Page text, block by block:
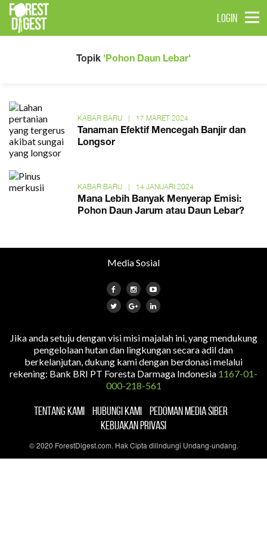
LOGIN
Topik 'Pohon Daun Lebar'
KABAR BARU | 17 MARET 2024
Tanaman Efektif Mencegah Banjir dan
Longsor
KABAR BARU | 14 JANUARI 2024
Mana Lebih Banyak Menyerap Emisi:
Pohon Daun Jarum atau Daun Lebar?
Media Sosial
Jika anda setuju dengan visi misi majalah ini, yang mendukung
pengelolaan hutan dan lingkungan secara adil dan
berkelanjutan, dukung kami dengan berdonasi melalui
rekening: Bank BRI PT Foresta Darmaga Indonesia 1167-01-
000-218-561
TENTANG KAMI HUBUNGI KAMI
PEDOMAN MEDIA SIBER
KEBIJAKAN PRIVASI
© 2020 ForestDigest.com. Hak Cipta dilindungi Undang-undang.